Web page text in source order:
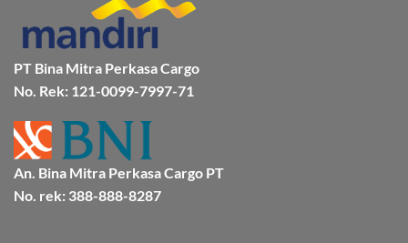
&
Aman
Bersama
Bmp
Cargo
PT Bina Mitra Perkasa Cargo
No. Rek: 121-0099-7997-71
An. Bina Mitra Perkasa Cargo PT
No. rek: 388-888-8287